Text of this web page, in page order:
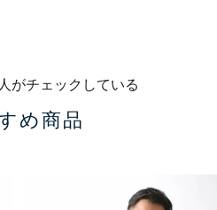
がチェックしている
め商品